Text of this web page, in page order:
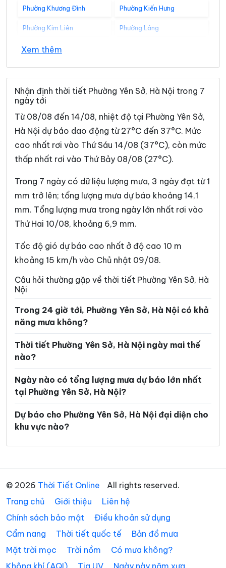
Phường Khương Đình Phường Kiến Hưng
Phường Kim Liên Phường Láng
Phường Lĩnh Nam
Phường Nghĩa Đô Phường Ngọc Hà
Phường Ô Chợ Dừa Phường Phú Diễn
Phường Phú Lương
Phường Phúc Lợi Phường Phương Liệt
Phường Sơn Tây Phường Tây Hồ
Phường Tây Mỗ Phường Tây Tựu
Phường Thanh Liệt Phường Thanh Xuân
Phường Thượng Cát Phường Từ Liêm
Phường Tùng Thiện Phường Tương Mai
Phường Văn Miếu – Quốc
Tử Giám
Phường Việt Hưng
Phường Xuân Đỉnh
Phường Yên Hòa Phường Yên Nghĩa
Xã An Khánh Xã Ba Vì
Xã Bát Tràng
Xã Bình Minh Xã Chương Dương
Xã Chuyên Mỹ Xã Cổ Đô
Xã Đa Phúc Xã Đại Thanh
Xã Đại Xuyên
Xã Đông Anh Xã Dương Hòa
Xã Gia Lâm Xã Hạ Bằng
Xã Hòa Lạc
Xã Hòa Phú Xã Hòa Xá
Xã Hoài Đức Xã Hồng Sơn
Xem thêm
Nhận định thời tiết Phường Yên Sở, Hà Nội trong 7
ngày tới
Từ 08/08 đến 14/08, nhiệt độ tại Phường Yên Sở,
Hà Nội dự báo dao động từ 27°C đến 37°C. Mức
cao nhất rơi vào Thứ Sáu 14/08 (37°C), còn mức
thấp nhất rơi vào Thứ Bảy 08/08 (27°C).
Trong 7 ngày có dữ liệu lượng mưa, 3 ngày đạt từ 1
mm trở lên; tổng lượng mưa dự báo khoảng 14,1
mm. Tổng lượng mưa trong ngày lớn nhất rơi vào
Thứ Hai 10/08, khoảng 6,9 mm.
Tốc độ gió dự báo cao nhất ở độ cao 10 m
khoảng 15 km/h vào Chủ nhật 09/08.
Câu hỏi thường gặp về thời tiết Phường Yên Sở, Hà
Nội
Trong 24 giờ tới, Phường Yên Sở, Hà Nội có khả
năng mưa không?
Thời tiết Phường Yên Sở, Hà Nội ngày mai thế
nào?
Ngày nào có tổng lượng mưa dự báo lớn nhất
tại Phường Yên Sở, Hà Nội?
Dự báo cho Phường Yên Sở, Hà Nội đại diện cho
khu vực nào?
© 2026 Thời Tiết Online
All rights reserved.
Trang chủ
Giới thiệu
Liên hệ
Chính sách bảo mật
Điều khoản sử dụng
Cẩm nang
Thời tiết quốc tế
Bản đồ mưa
Mặt trời mọc
Trời nồm
Có mưa không?